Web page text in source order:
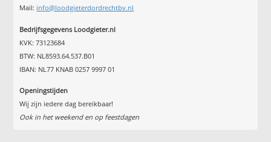
Mail: info@loodgieterdordrechtbv.nl
Bedrijfsgegevens Loodgieter.nl
KVK: 73123684
BTW: NL8593.64.537.B01
IBAN: NL77 KNAB 0257 9997 01
Openingstijden
Wij zijn iedere dag bereikbaar!
Ook in het weekend en op feestdagen